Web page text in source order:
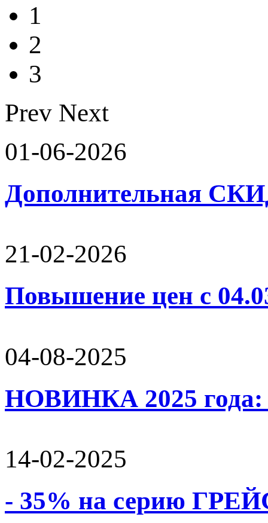
1
2
3
Prev Next
01-06-2026
Дополнительная
21-02-2026
Повышение цен с
04-08-2025
НОВИНКА 2025
14-02-2025
- 35% на серию